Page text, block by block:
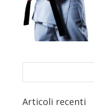
Articoli recenti